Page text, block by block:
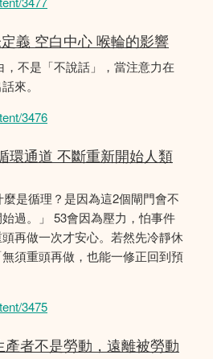
義 空白中心 喉輪的影響
，不是「不說話」，當注意力在
來。
3476
環通道 不斷重新開始人類
麼是循理？是因為這2個閘門會不
過。」 53會因為壓力，怕事件
再做一次才安心。若然先冷靜休
須重頭再做，也能一修正回到預
3475
產者不是勞動，遠離被勞動